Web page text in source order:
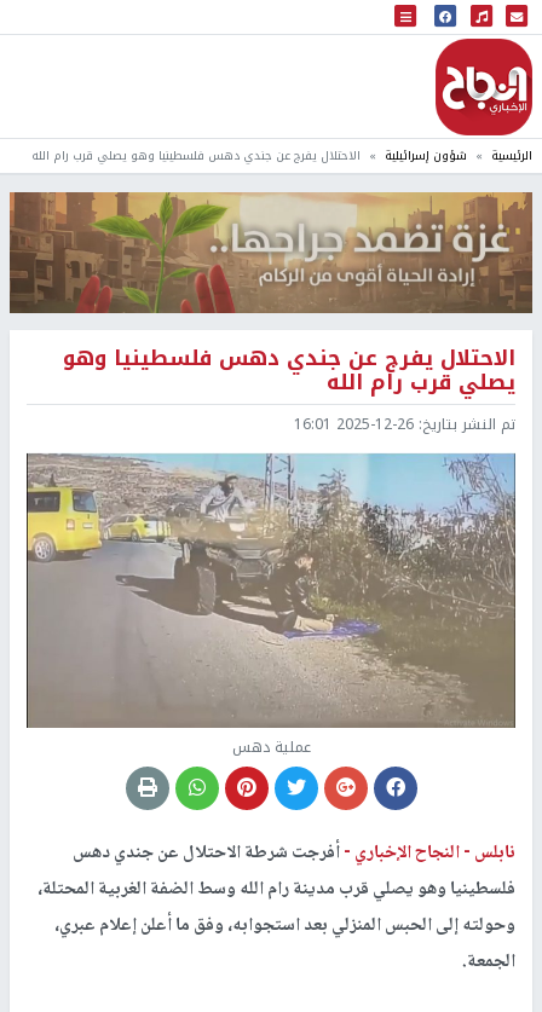
البث المباشر
إذاعة النجاح
الرئيسية شؤون إسرائيلية الاحتلال يفرج عن جندي دهس فلسطينيا وهو يصلي قرب رام الله
الاحتلال يفرج عن جندي دهس فلسطينيا وهو
يصلي قرب رام الله
تم النشر بتاريخ: 2025-12-26 16:01
عملية دهس
نابلس -النجاح الإخباري -أفرجت شرطة الاحتلال عن جندي دهس
فلسطينيا وهو يصلي قرب مدينة رام الله وسط الضفة الغربية المحتلة،
وحولته إلى الحبس المنزلي بعد استجوابه، وفق ما أعلن إعلام عبري،
الجمعة.